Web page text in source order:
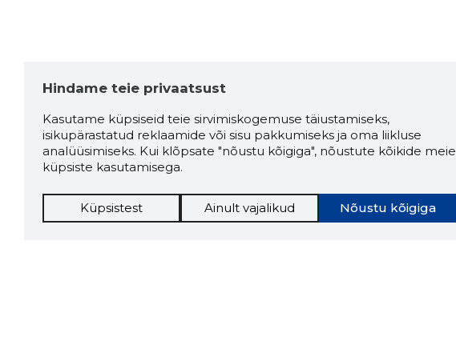
Hindame teie privaatsust
Kasutame küpsiseid teie sirvimiskogemuse täiustamiseks,
isikupärastatud reklaamide või sisu pakkumiseks ja oma liikluse
analüüsimiseks. Kui klõpsate "nõustu kõigiga", nõustute kõikide meie
küpsiste kasutamisega.
Nõustu kõigiga
Küpsistest Ainult vajalikud